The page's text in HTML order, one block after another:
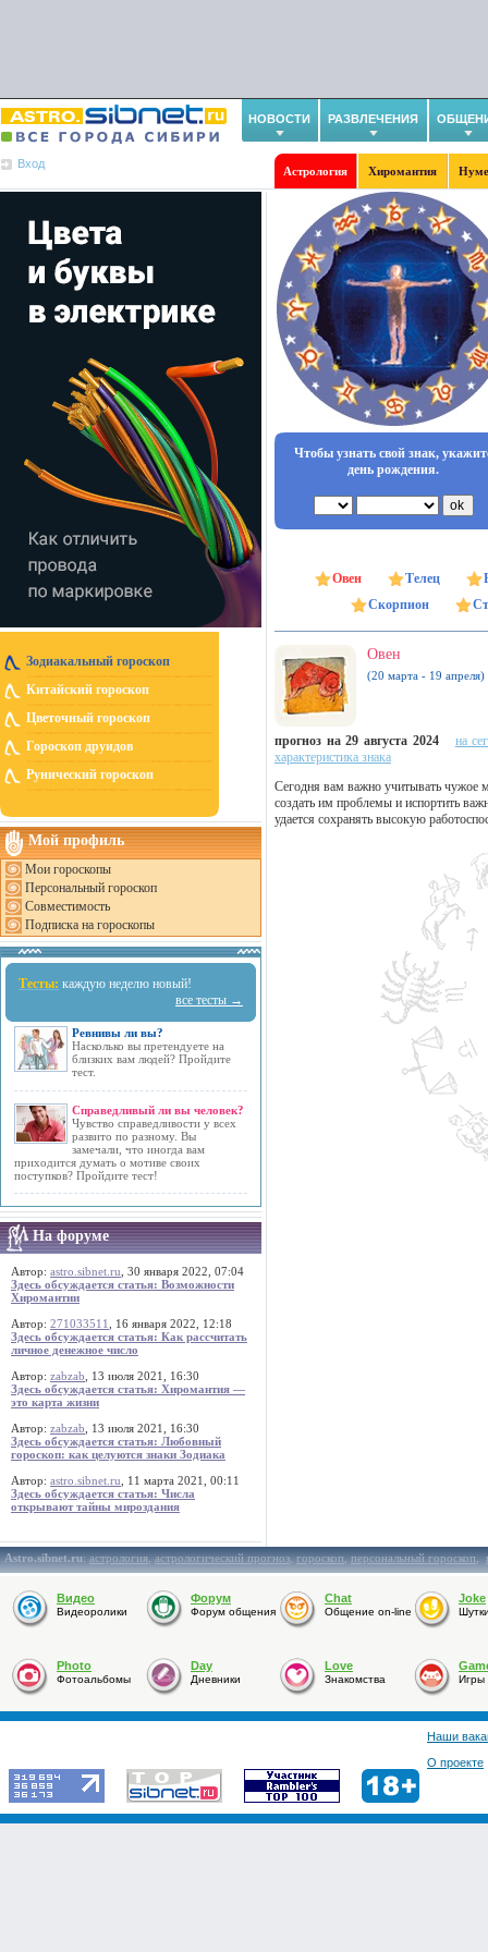
НОВОСТИ РАЗВЛЕЧЕНИЯ
Вход
Астрология Хиромантия
Зодиакальный гороскоп
Китайский гороскоп
Цветочный гороскоп
Гороскоп друидов
Рунический гороскоп
Мой профиль
Мои гороскопы
Персональный гороскоп
Совместимость
Подписка на гороскопы
Тесты: каждую неделю новый!
все тесты →
Ревнивы ли вы?
Насколько вы претендуете на
близких вам людей? Пройдите
тест.
Справедливый ли вы человек?
Чувство справедливости у всех
развито по разному. Вы
замечали, что иногда вам
приходится думать о мотиве своих
поступков? Пройдите тест!
На форуме
Автор: astro.sibnet.ru , 30 января 2022, 07:04
Здесь обсуждается статья: Возможности
Хиромантии
Автор: 271033511
, 16 января 2022, 12:18
Здесь обсуждается статья: Как рассчитать
личное денежное число
Автор: zabzab , 13 июля 2021, 16:30
Здесь обсуждается статья: Хиромантия —
это карта жизни
Автор: zabzab , 13 июля 2021, 16:30
Здесь обсуждается статья: Любовный
гороскоп: как целуются знаки Зодиака
Автор: astro.sibnet.ru , 11 марта 2021, 00:11
Здесь обсуждается статья: Числа
открывают тайны мироздания
Чтобы узнать свой знак,
день рождения.
Овен Телец
Скорпион
Овен
(20 марта - 19 апреля)
прогноз на 29 августа 2024
на
характеристика знака
Сегодня вам важно учитывать
создать им проблемы и испортить
удается сохранять высокую
Astro.sibnet.ru:астрология,астрологический прогноз,гороскоп,персональный гороскоп,
Видео
Видеоролики
Форум
Форум общения
Chat
Общение on-line
Joke
Photo
Фотоальбомы
Day
Дневники
Love
Знакомства Игры
Наши
О проекте